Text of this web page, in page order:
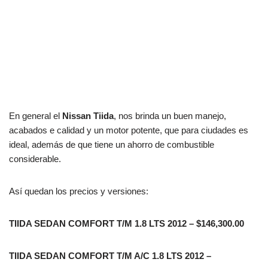
En general el Nissan Tiida, nos brinda un buen manejo,
acabados e calidad y un motor potente, que para ciudades es
ideal, además de que tiene un ahorro de combustible
considerable.
Así quedan los precios y versiones:
TIIDA SEDAN COMFORT T/M 1.8 LTS 2012 – $146,300.00
TIIDA SEDAN COMFORT T/M A/C 1.8 LTS 2012 –